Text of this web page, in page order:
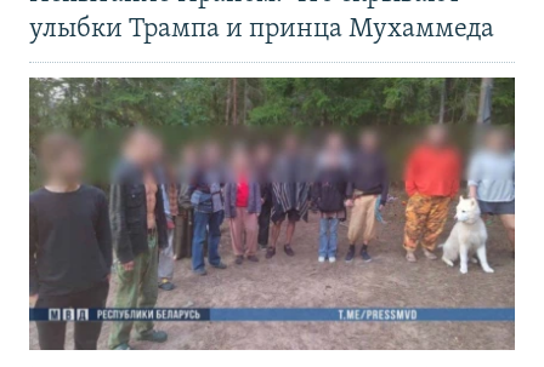
улыбки Трампа и принца Мухаммеда